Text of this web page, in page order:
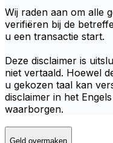
Wij raden aan om alle
verifiëren bij de
u een transactie start.
Deze disclaimer is
niet vertaald. Hoewel
u gekozen taal kan
disclaimer in het
waarborgen.
Geld overmaken